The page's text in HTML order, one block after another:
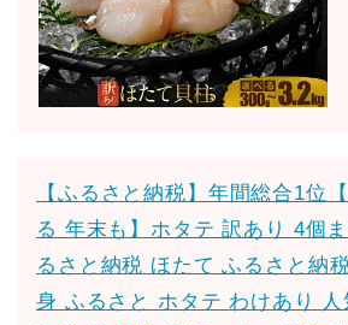
【ふるさと納税】年間総合1位
る 年末も】ホタテ 訳あり 4個
るさと納税 ほたて ふるさと納
身 ふるさと ホタテ わけあり